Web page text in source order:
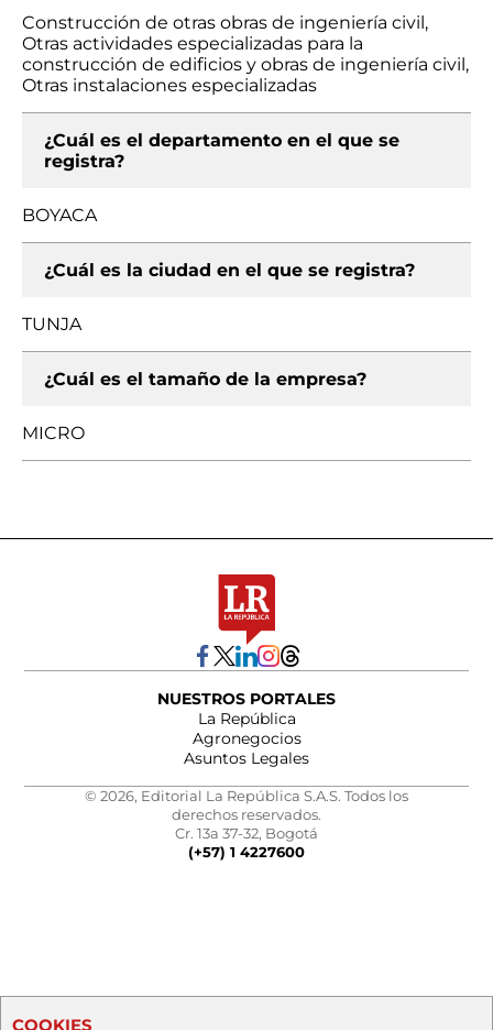
Construcción de otras obras de ingeniería civil,
Otras actividades especializadas para la
construcción de edificios y obras de ingeniería civil,
Otras instalaciones especializadas
¿Cuál es el departamento en el que se
registra?
BOYACA
¿Cuál es la ciudad en el que se registra?
TUNJA
¿Cuál es el tamaño de la empresa?
MICRO
NUESTROS PORTALES
La República
Agronegocios
Asuntos Legales
© 2026, Editorial La República S.A.S. Todos los
derechos reservados.
Cr. 13a 37-32, Bogotá
(+57) 1 4227600
COOKIES